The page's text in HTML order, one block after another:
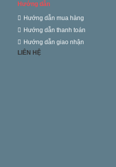
Hướng dẫn
Hướng dẫn mua hàng
Hướng dẫn thanh toán
Hướng dẫn giao nhận
LIÊN HỆ